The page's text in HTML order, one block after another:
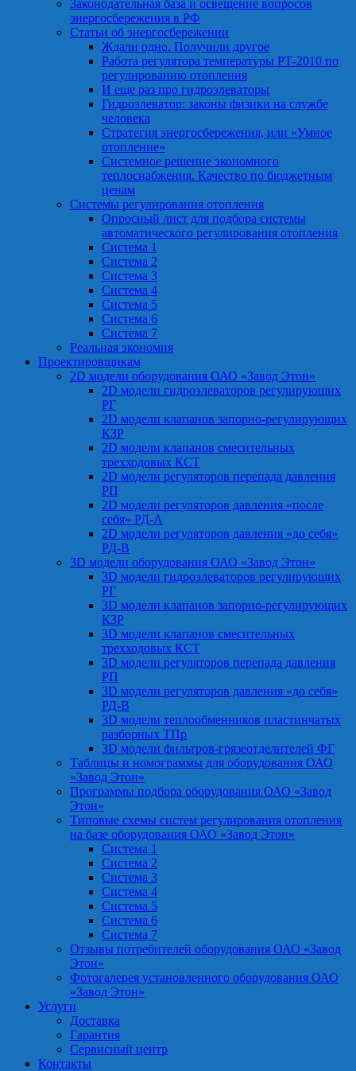
Законодательная база и освещение вопросов
энергосбережения в РФ
Статьи об энергосбережении
Ждали одно. Получили другое
Работа регулятора температуры РТ-2010 по
регулированию отопления
И еще раз про гидроэлеваторы
Гидроэлеватор: законы физики на службе
человека
Стратегия энергосбережения, или «Умное
отопление»
Системное решение экономного
теплоснабжения. Качество по бюджетным
ценам
Системы регулирования отопления
Опросный лист для подбора системы
автоматического регулирования отопления
Система 1
Система 2
Система 3
Система 4
Система 5
Система 6
Система 7
Реальная экономия
Проектировщикам
2D модели оборудования ОАО «Завод Этон»
2D модели гидроэлеваторов регулирующих
РГ
2D модели клапанов запорно-регулирующих
КЗР
2D модели клапанов смесительных
трехходовых КСТ
2D модели регуляторов перепада давления
РП
2D модели регуляторов давления «после
себя» РД-А
2D модели регуляторов давления «до себя»
РД-В
3D модели оборудования ОАО «Завод Этон»
3D модели гидроэлеваторов регулирующих
РГ
3D модели клапанов запорно-регулирующих
КЗР
3D модели клапанов смесительных
трехходовых КСТ
3D модели регуляторов перепада давления
РП
3D модели регуляторов давления «до себя»
РД-В
3D модели теплообменников пластинчатых
разборных ТПр
3D модели фильтров-грязеотделителей ФГ
Таблицы и номограммы для оборудования ОАО
«Завод Этон»
Программы подбора оборудования ОАО «Завод
Этон»
Типовые схемы систем регулирования отопления
на базе оборудования ОАО «Завод Этон»
Система 1
Система 2
Система 3
Система 4
Система 5
Система 6
Система 7
Отзывы потребителей оборудования ОАО «Завод
Этон»
Фотогалерея установленного оборудования ОАО
«Завод Этон»
Услуги
Доставка
Гарантия
Сервисный центр
Контакты